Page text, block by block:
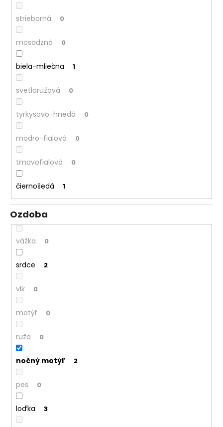
strieborná 0
mosadzná 0
biela-mliečna 1
svetloružová 0
tyrkysovo-hnedá 0
modro-fialová 0
tmavofialová 0
čiernošedá 1
Ozdoba
vážka 0
srdce 2
vlk 0
motýľ 0
ruža 0
nočný motýľ 2
pes 0
loďka 3